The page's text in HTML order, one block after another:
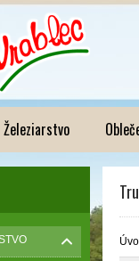
Železiarstvo